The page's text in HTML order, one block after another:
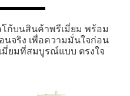
ก้บนสินค้าพรีเมี่ยม พร้อม
นจริง เพื่อความมั่นใจก่อน
มี่ยมที่สมบูรณ์แบบ ตรงใจ